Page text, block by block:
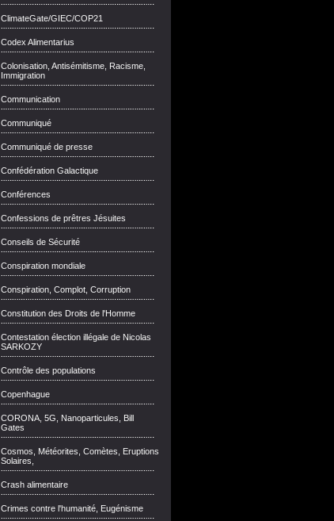
ClimateGate/GIEC/COP21
Codex Alimentarius
Colonisation, Antisémitisme, Racisme,
Immigration
Communication
Communiqué
Communiqué de presse
Confédération Galactique
Conférences
Confessions de prêtres Jésuites
Conseils de Sécurité
Conspiration mondiale
Conspiration, Complot, Corruption
Constitution des Droits de l'Homme
Contestation élection illégale de Nicolas
SARKOZY
Contrôle des populations
Copenhague
CORONA, 5G, Nanoparticules, Bill
Gates
Cosmos, Météorites, Comètes, Eruptions
Solaires,
Crash alimentaire
Crimes contre l'humanité, Eugénisme